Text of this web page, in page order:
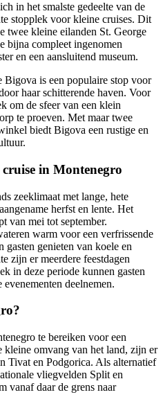
in het smalste gedeelte van de
stopplek voor kleine cruises. Dit
twee kleine eilanden St. George
bijna compleet ingenomen
en een aansluitend museum.
Bigova is een populaire stop voor
haar schitterende haven. Voor
om de sfeer van een klein
te proeven. Met maar twee
biedt Bigova een rustige en
in Montenegro
zeeklimaat met lange, hete
herfst en lente. Het
van mei tot september.
warm voor een verfrissende
genieten van koele en
zijn er meerdere feestdagen
in deze periode kunnen gasten
deelnemen.
te bereiken voor een
kleine omvang van het land, zijn er
Tivat en Podgorica. Als alternatief
vliegvelden Split en
vanaf daar de grens naar